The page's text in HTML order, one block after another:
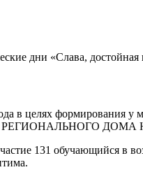
дни «Слава, достойная
в целях формирования
РЕГИОНАЛЬНОГО ДОМА
131 обучающийся в